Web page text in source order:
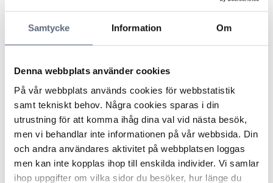
Samtycke Information Om
Denna webbplats använder cookies
På vår webbplats används cookies för webbstatistik
samt tekniskt behov. Några cookies sparas i din
utrustning för att komma ihåg dina val vid nästa besök,
men vi behandlar inte informationen på vår webbsida. Din
och andra användares aktivitet på webbplatsen loggas
men kan inte kopplas ihop till enskilda individer. Vi samlar
ihop uppgifter om vilka sidor du besöker, hur länge du
bankuppgifter med företaget. Om man inte känner sig
trygg med det kan man skapa ett nytt bankkonto just för
detta ändamål. Om detta konto inte innehåller några
kontonummer. Man kan också rådfråga sin bank om
inom ett par bankdagar och du kan då betala hela den
ursprungliga fakturan till din operatör.
Senast uppdaterad:2025-10-30
Dela sidan
Dela sidan på Facebook
Dela sidan på Linkedin
Skriv ut sidan